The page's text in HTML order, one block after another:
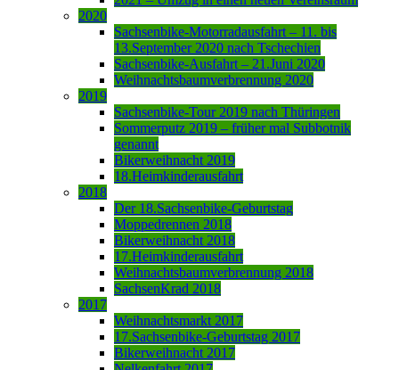
2020
Sachsenbike-Motorradausfahrt – 11. bis
13.September 2020 nach Tschechien
Sachsenbike-Ausfahrt – 21.Juni 2020
Weihnachtsbaumverbrennung 2020
2019
Sachsenbike-Tour 2019 nach Thüringen
Sommerputz 2019 – früher mal Subbotnik
genannt
Bikerweihnacht 2019
18.Heimkinderausfahrt
2018
Der 18.Sachsenbike-Geburtstag
Moppedrennen 2018
Bikerweihnacht 2018
17.Heimkinderausfahrt
Weihnachtsbaumverbrennung 2018
SachsenKrad 2018
2017
Weihnachtsmarkt 2017
17.Sachsenbike-Geburtstag 2017
Bikerweihnacht 2017